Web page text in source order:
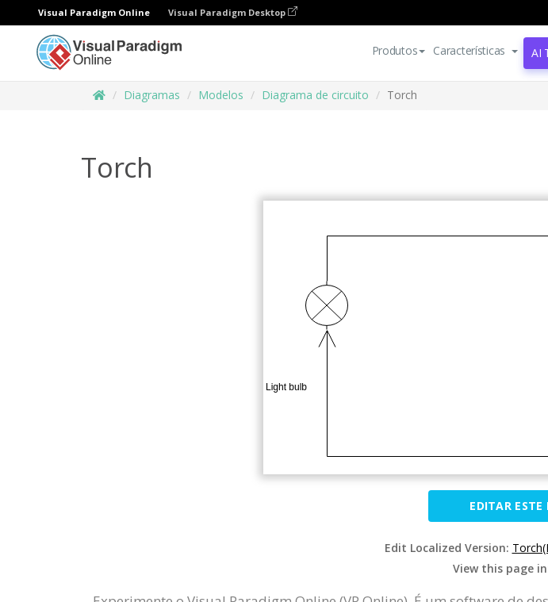
Visual Paradigm Online Visual Paradigm Desktop
Produtos Características AI
Diagramas Modelos Diagrama de circuito Torch
Torch
EDITAR ESTE
Edit Localized Version:
View this page